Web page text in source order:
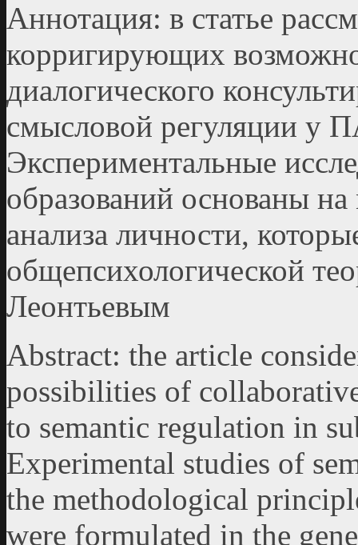
Аннотация: в статье
корригирующих
диалогического
смысловой регуляции у
Экспериментальные
образований основаны
анализа личности,
общепсихологической
Леонтьевым
Abstract: the article
possibilities of
to semantic regulation in
Experimental studies of
the methodological
were formulated in the